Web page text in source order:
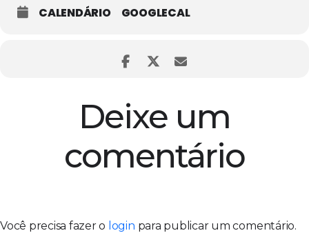
CALENDÁRIO GOOGLECAL
Deixe um
comentário
Você precisa fazer o login para publicar um comentário.